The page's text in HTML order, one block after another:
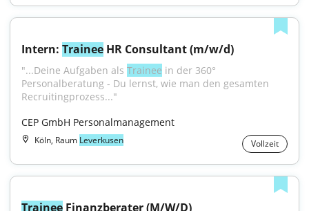
Intern: Trainee HR Consultant (m/w/d)
"...Deine Aufgaben als Trainee in der 360°
Personalberatung - Du lernst, wie man den gesamten
Recruitingprozess..."
CEP GmbH Personalmanagement
Köln, Raum Leverkusen Vollzeit
Trainee Finanzberater (M/W/D)